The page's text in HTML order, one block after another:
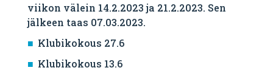
viikon välein 14.2.2023 ja 21.2.2023. Sen
jälkeen taas 07.03.2023.
Klubikokous 27.6
Klubikokous 13.6